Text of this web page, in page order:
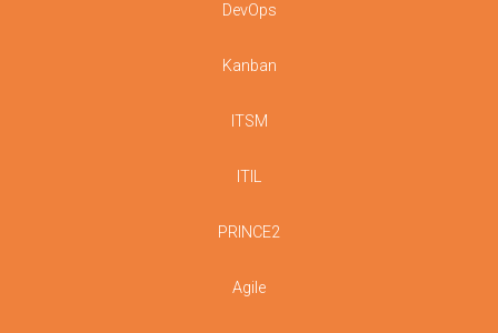
DevOps
Kanban
ITSM
ITIL
PRINCE2
Agile